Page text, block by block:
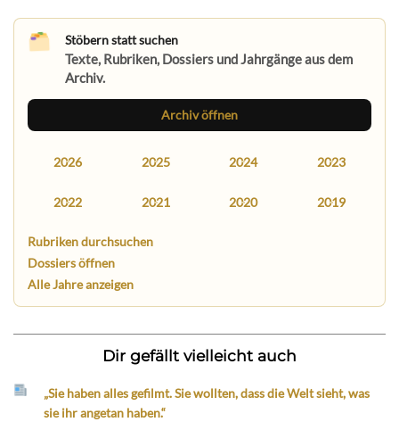
Stöbern statt suchen
Texte, Rubriken, Dossiers und Jahrgänge aus dem
Archiv.
Archiv öffnen
2026 2025 2024 2023
2022 2021 2020 2019
Rubriken durchsuchen
Dossiers öffnen
Alle Jahre anzeigen
Dir gefällt vielleicht auch
„Sie haben alles gefilmt. Sie wollten, dass die Welt sieht, was
sie ihr angetan haben.“